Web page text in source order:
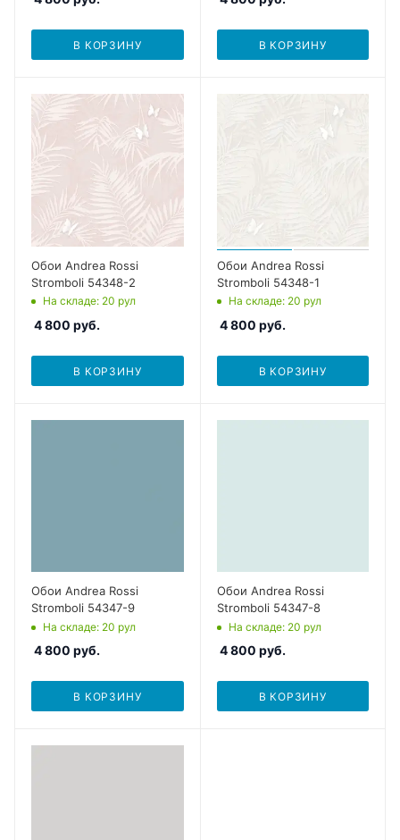
В КОРЗИНУ В КОРЗИНУ
Обои Andrea Rossi
Stromboli 54348-2
На складе: 20 рул
4 800 руб.
В КОРЗИНУ
Обои Andrea Rossi
Stromboli 54348-1
На складе: 20 рул
4 800 руб.
В КОРЗИНУ
Обои Andrea Rossi
Stromboli 54347-9
На складе: 20 рул
4 800 руб.
В КОРЗИНУ
Обои Andrea Rossi
Stromboli 54347-8
На складе: 20 рул
4 800 руб.
В КОРЗИНУ